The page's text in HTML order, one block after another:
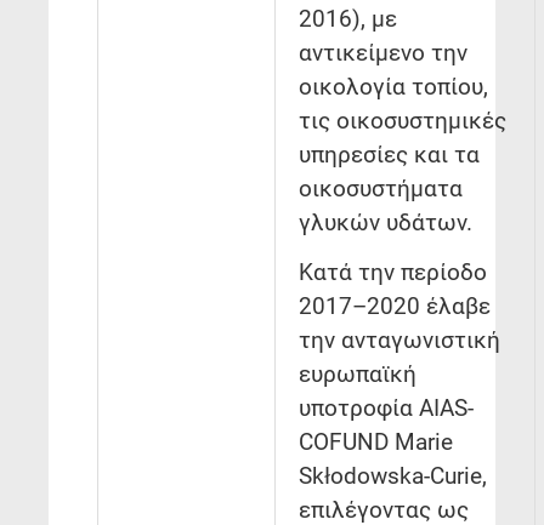
2016), με
αντικείμενο την
οικολογία τοπίου,
τις οικοσυστημικές
υπηρεσίες και τα
οικοσυστήματα
γλυκών υδάτων.
Κατά την περίοδο
2017–2020 έλαβε
την ανταγωνιστική
ευρωπαϊκή
υποτροφία AIAS-
COFUND Marie
Skłodowska-Curie,
επιλέγοντας ως